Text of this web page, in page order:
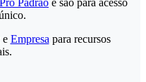
e Empresa para recursos